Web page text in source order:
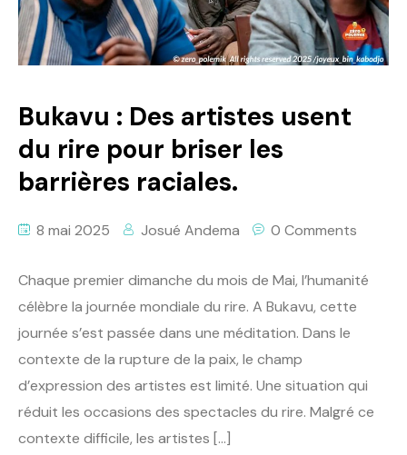
Politique
Technologies
Entreprenariat
Bukavu : Des artistes usent
du rire pour briser les
barrières raciales.
8 mai 2025 Josué Andema 0 Comments
Chaque premier dimanche du mois de Mai, l’humanité
célèbre la journée mondiale du rire. A Bukavu, cette
journée s’est passée dans une méditation. Dans le
contexte de la rupture de la paix, le champ
d’expression des artistes est limité. Une situation qui
réduit les occasions des spectacles du rire. Malgré ce
contexte difficile, les artistes […]